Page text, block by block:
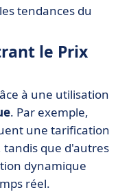
tendances du
le Prix
à une utilisation
. Par exemple,
une tarification
que d'autres
dynamique
réel.